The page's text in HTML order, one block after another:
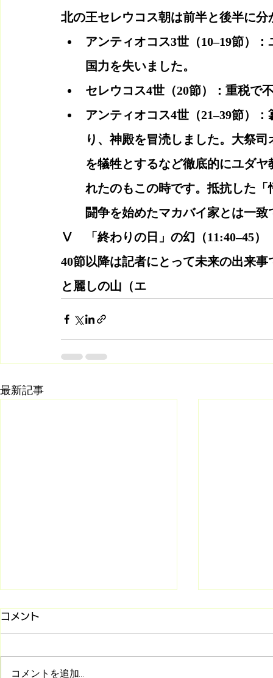
北の王セレウコス朝は前半と後半に分
アンティオコス3世（10–19節）
国力を失いました。
セレウコス4世（20節）：重税で
アンティオコス4世（21–39節）
り、神殿を冒涜しました。大祭
を犠牲とするなど徹底的にユダ
れたのもこの時です。抵抗した
闘争を始めたマカバイ家とは一
Ⅴ　「終わりの日」の幻（11:40–45）
40節以降は記者にとって未来の出来
と麗しの山（エ
最新記事
コメント
コメントを追加…